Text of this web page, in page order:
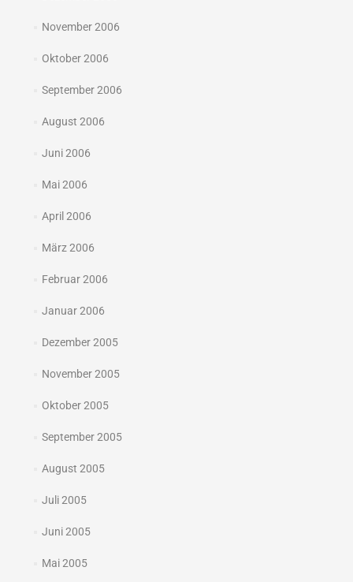
November 2006
Oktober 2006
September 2006
August 2006
Juni 2006
Mai 2006
April 2006
März 2006
Februar 2006
Januar 2006
Dezember 2005
November 2005
Oktober 2005
September 2005
August 2005
Juli 2005
Juni 2005
Mai 2005